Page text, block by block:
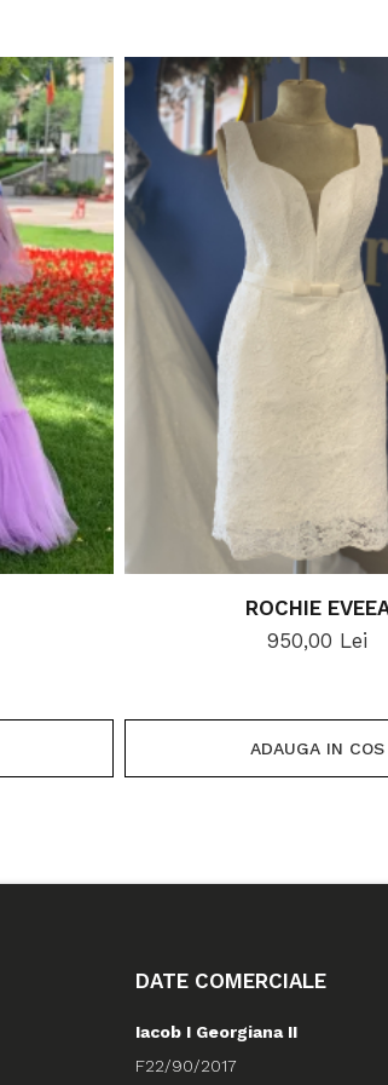
ROCHIE
950,00 Lei
ADAUGA IN COS
DATE COMERCIALE
Iacob I Georgiana II
F22/90/2017